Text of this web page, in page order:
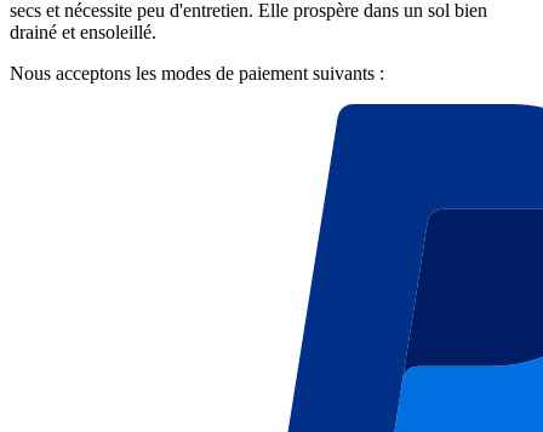
secs et nécessite peu d'entretien. Elle prospère dans un sol bien
drainé et ensoleillé.
Nous acceptons les modes de paiement suivants :